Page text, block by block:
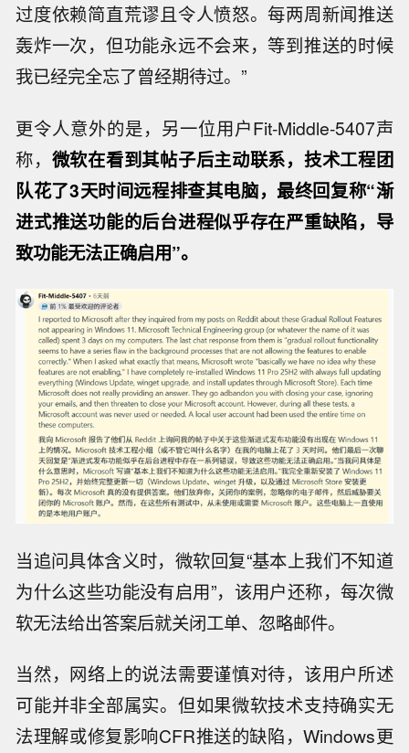
过度依赖简直荒谬且令人愤怒。每两周新闻推送
轰炸一次，但功能永远不会来，等到推送的时候
我已经完全忘了曾经期待过。”
更令人意外的是，另一位用户Fit-Middle-5407声
称， 微软在看到其帖子后主动联系，技术工程团
队花了3天时间远程排查其电脑，最终回复称“渐
进式推送功能的后台进程似乎存在严重缺陷，导
致功能无法正确启用”。
当追问具体含义时，微软回复“基本上我们不知道
为什么这些功能没有启用”，该用户还称，每次微
软无法给出答案后就关闭工单、忽略邮件。
当然，网络上的说法需要谨慎对待，该用户所述
可能并非全部属实。但如果微软技术支持确实无
法理解或修复影响CFR推送的缺陷，Windows更